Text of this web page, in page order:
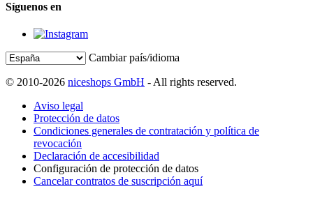
Síguenos en
Cambiar país/idioma
© 2010-2026 niceshops GmbH - All rights reserved.
Aviso legal
Protección de datos
Condiciones generales de contratación y política de
revocación
Declaración de accesibilidad
Configuración de protección de datos
Cancelar contratos de suscripción aquí